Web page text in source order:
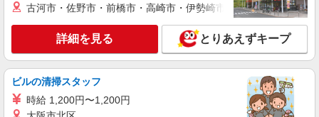
古河市・佐野市・前橋市・高崎市・伊勢崎市・太田市・館林市
詳細を見る とりあえずキープ
ビルの清掃スタッフ
時給 1,200円〜1,200円